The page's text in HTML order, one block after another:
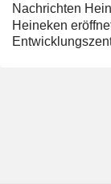
Nachrichten
Heineken